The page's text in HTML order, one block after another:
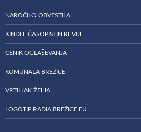
NAROČILO OBVESTILA
KINDLE ČASOPISI IN REVIJE
CENIK OGLAŠEVANJA
KOMUNALA BREŽICE
VRTILJAK ŽELJA
LOGOTIP RADIA BREŽICE EU